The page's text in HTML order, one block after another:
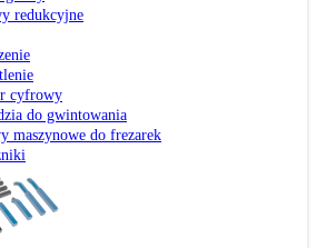
redukcyjne
cyfrowy
do gwintowania
maszynowe do frezarek